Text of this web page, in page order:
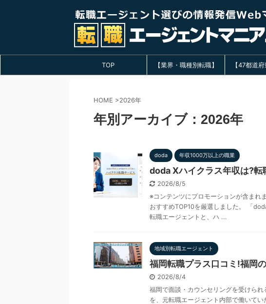
TOP 【業界・職種別転職】 【47都道
HOME >2026年
年別アーカイブ：2026年
doda 年収1000万以上の職業
doda Xハイクラス年収は?
2026/8/5
※コンテンツにプロモーションが含まれ
おすすめTOP10を厳選しました。 「
転職エージェントと、ハ ...
地域別転職エージェント
福岡転職プラス口コミ!福岡
2026/8/4
福岡で面談・カウンセリングを受けら
を、元転職エージェント内部で働いて